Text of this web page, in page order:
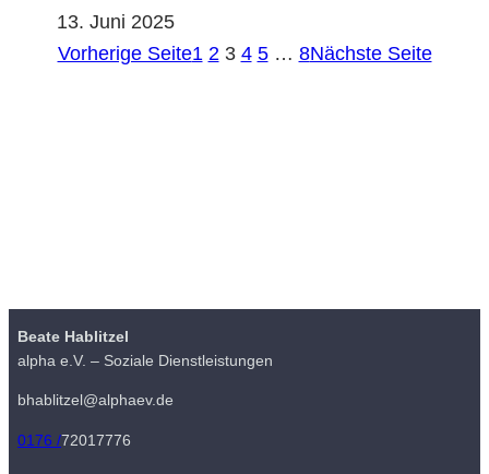
13. Juni 2025
Vorherige Seite1 2 3 4 5 … 8Nächste Seite
Beate Hablitzel
alpha e.V. – Soziale Dienstleistungen
bhablitzel@alphaev.de
0176 /72017776